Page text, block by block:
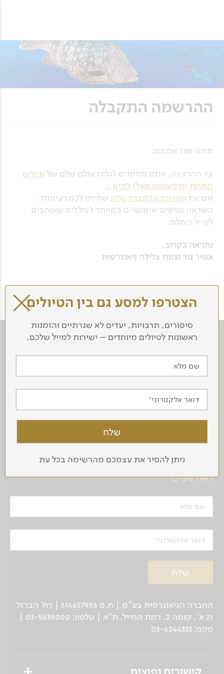
ההרשמה התקבלה
תודה שנרשמתם.
עד ההרצאה, אתם מוזמנים לגלות עולם שלם של טיולים
מתחת (ולפעמים מעל) למים >
וגם את ספריית הכתבות שלנו שתיתן לכם רעיונות,
השראה וטיפים שימושיים במיוחד לצוללים שאוהבים
לטייל בעולם.
נתראה בקרוב,
אמיר גור וצוות צלילה גיאוגרפית
ניגודיות
הרשמה לקבלת עידכונים על טיולים
ואירועים
שם מלא
דואר אלקטרוני
החברה הגיאוגרפית בע"מ | ח.פ 514657956 | רח’ הברזל
21 א', קומה 2, רמת החייל, ת“א | טלפון: 03-5639000 |
פקס: 03-6244333
הצטרפו למסע גם בין הטיולים
סיפורים, תרבויות, יעדים לא שגרתיים והזמנות
ראשונות לטיולים מיוחדים – ישירות למייל שלכם.
שם מלא
דואר אלקטרוני
ניתן להסיר את עצמכם מהרשימה בכל עת